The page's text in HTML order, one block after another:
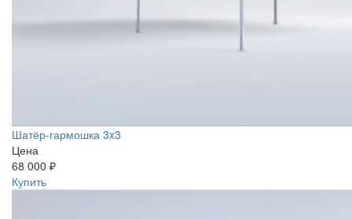
Шатёр-гармошка 3x3
Цена
68 000 ₽
Купить